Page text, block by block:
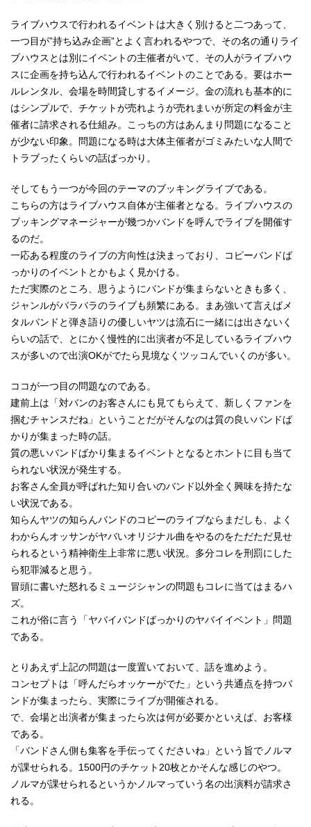
ライブハウスで行われるイベントは大きく別けると二つあって、
一つ目が”持ち込み企画”とよく言われるやつで、その名の通りライ
ブハウスとは別にイベントの主催者がいて、その人がライブハウ
スに企画を持ち込んで行われるイベントのことである。要はホー
ルレンタル、会場を時間貸しするイメージ。金の流れも基本的に
はシンプルで、チケットが売れようが売れまいが所定の料金が主
催者に請求される仕組み。こっちの方はあんまり問題になること
が少ない印象。問題になる時は大体主催者がゴミみたいな人間で
トラブったくらいの話ばっかり。
そしてもう一つが今回のテーマのブッキングライブである。
こちらの方はライブハウス自体が主催者となる。ライブハウスの
ブッキングマネージャーが幾つかバンドを呼んでライブを開催す
るのだ。
一応ある程度のライブの方向性は決まっており、コピーバンドば
っかりのイベントとかもよく見かける。
ただ実際のところ、思うようにバンドが集まらないときも多く、
ジャンルがバラバラのライブも頻繁にある。まあ強いて言えばメ
タルバンドと弾き語りの優しいヤツは流石に一緒には出さないく
らいの話で、とにかく慢性的に出演者が不足しているライブハウ
スが多いので出演OKがでたら見境なくツッコんでいくのが多い。
ココが一つ目の問題なのである。
建前上は「対バンのお客さんにも見てもらえて、新しくファンを
掴むチャンスだね」ということだがそんなのは質の良いバンドば
かりが集まった時の話。
質の悪いバンドばかり集まるイベントとなるとホントに目も当て
られない状況が発生する。
お客さん全員が呼ばれた知り合いのバンド以外全く興味を持たな
い状況である。
知らんヤツの知らんバンドのコピーのライブならまだしも、よく
わからんオッサンがヤバいオリジナル曲をやるのをただただ見せ
られるという精神衛生上非常に悪い状況。多分コレを刑罰にした
ら犯罪減ると思う。
冒頭に書いた怒れるミュージシャンの問題もコレに当てはまるハ
ズ。
これが俗に言う「ヤバイバンドばっかりのヤバイイベント」問題
である。
とりあえず上記の問題は一度置いておいて、話を進めよう。
コンセプトは「呼んだらオッケーがでた」という共通点を持つバ
ンドが集まったら、実際にライブが開催される。
で、会場と出演者が集まったら次は何が必要かといえば、お客様
である。
「バンドさん側も集客を手伝ってくださいね」という旨でノルマ
が課せられる。1500円のチケット20枚とかそんな感じのやつ。
ノルマが課せられるというかノルマっていう名の出演料が請求さ
れる。